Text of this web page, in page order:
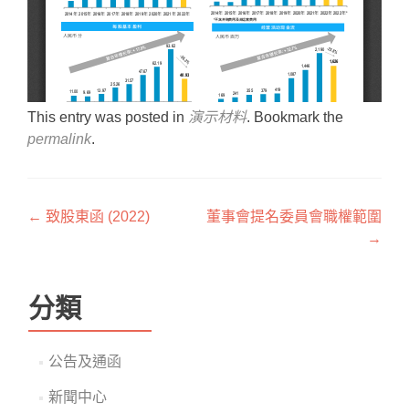
This entry was posted in 演示材料. Bookmark the
permalink.
文章導覽
← 致股東函 (2022)
董事會提名委員會職權範圍
→
分類
公告及通函
新聞中心